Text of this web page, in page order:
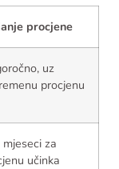
procjene
uz
procjenu
za
učinka